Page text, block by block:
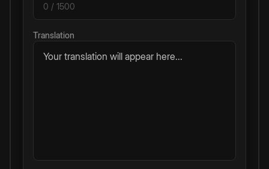
0 / 1500
Translation
Your translation will appear here...